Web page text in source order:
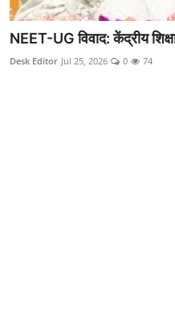
वीडियो
क्राइम
NEET-UG विवाद: केंद्रीय
Desk Editor Jul 25, 2026 0 74